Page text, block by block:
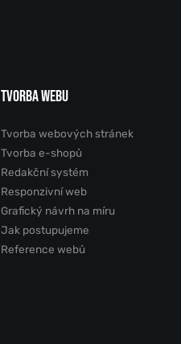
TVORBA WEBU
Tvorba webových stránek
Tvorba e-shopů
Redakční systém
Responzivní web
Grafický návrh na míru
Jak postupujeme
Reference webů